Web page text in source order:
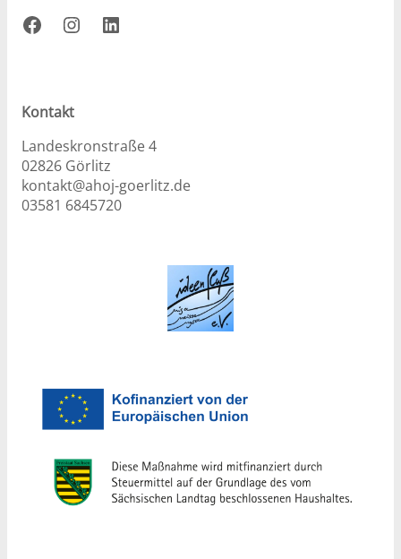
Facebook Instagram LinkedIn
Kontakt
Landeskronstraße 4
02826 Görlitz
kontakt@ahoj-goerlitz.de
03581 6845720